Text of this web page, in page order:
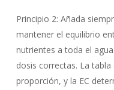
Principio 2: Añada
mantener el equilibrio
nutrientes a toda el
dosis correctas. La
proporción, y la EC